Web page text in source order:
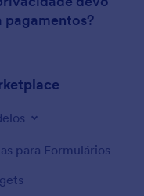
pagamentos?
para Formulários